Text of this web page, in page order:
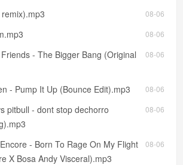
08-06
08-06
08-06
- The Bigger Bang (Original
08-06
- Pump It Up (Bounce Edit).mp3
08-06
pitbull - dont stop dechorro
08-06
- Born To Rage On My Flight
X Bosa Andy Visceral).mp3